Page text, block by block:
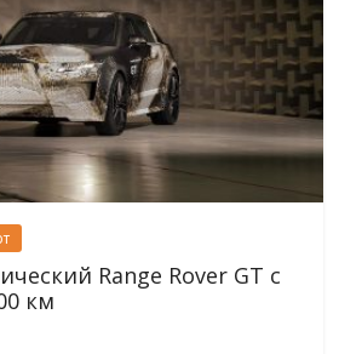
Range Rover GT с
км